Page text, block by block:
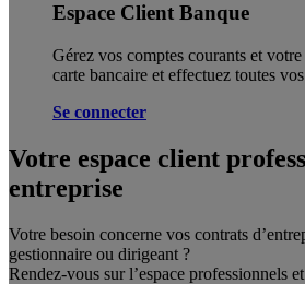
Espace Client Banque
Gérez vos comptes courants et
carte bancaire et effectuez toutes
Se connecter
Votre espace client
entreprise
Votre besoin concerne vos contrats
gestionnaire ou dirigeant ?
Rendez-vous sur l’espace professionnels